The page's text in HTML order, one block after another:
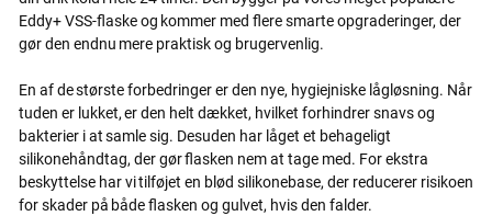
Eddy+ VSS-flaske og kommer med flere smarte opgraderinger, der
gør den endnu mere praktisk og brugervenlig.
En af de største forbedringer er den nye, hygiejniske lågløsning. Når
tuden er lukket, er den helt dækket, hvilket forhindrer snavs og
bakterier i at samle sig. Desuden har låget et behageligt
silikonehåndtag, der gør flasken nem at tage med. For ekstra
beskyttelse har vi tilføjet en blød silikonebase, der reducerer risikoen
for skader på både flasken og gulvet, hvis den falder.